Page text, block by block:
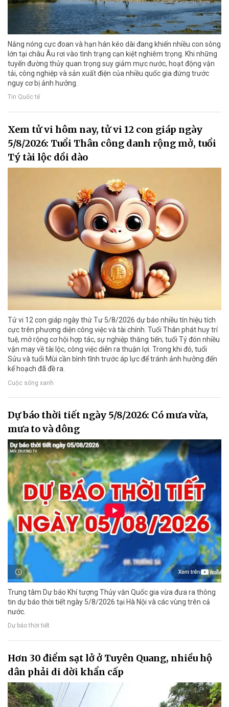
Nắng nóng cực đoan và hạn hán kéo dài đang khiến nhiều con sông
lớn tại châu Âu rơi vào tình trạng cạn kiệt nghiêm trọng. Khi những
tuyến đường thủy quan trọng suy giảm mực nước, hoạt động vận
tải, công nghiệp và sản xuất điện của nhiều quốc gia đứng trước
nguy cơ bị ảnh hưởng.
Tin Quốc tế
Xem tử vi hôm nay, tử vi 12 con giáp ngày
5/8/2026: Tuổi Thân công danh rộng mở, tuổi
Tý tài lộc dồi dào
Tử vi 12 con giáp ngày thứ Tư 5/8/2026 dự báo nhiều tín hiệu tích
cực trên phương diện công việc và tài chính. Tuổi Thân phát huy trí
tuệ, mở rộng cơ hội hợp tác, sự nghiệp thăng tiến; tuổi Tý đón nhiều
vận may về tài lộc, công việc diễn ra thuận lợi. Trong khi đó, tuổi
Sửu và tuổi Mùi cần bình tĩnh trước áp lực để tránh ảnh hưởng đến
kế hoạch đã đề ra.
Cuộc sống xanh
Dự báo thời tiết ngày 5/8/2026: Có mưa vừa,
mưa to và dông
Trung tâm Dự báo Khí tượng Thủy văn Quốc gia vừa đưa ra thông
tin dự báo thời tiết ngày 5/8/2026 tại Hà Nội và các vùng trên cả
nước.
Dự báo thời tiết
Hơn 30 điểm sạt lở ở Tuyên Quang, nhiều hộ
dân phải di dời khẩn cấp